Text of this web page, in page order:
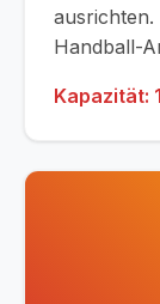
ausrichten.
Handball-
Kapazität: